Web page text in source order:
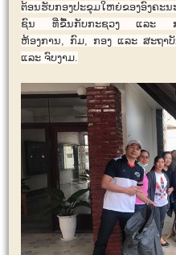
ຕ້ອນຮັບ​ກອງ​ປະ​ຂຸມ​ໃຫຍ່​ຂອງ​ອົງຄະ​
ຊົນ ທີ່​ຂື້ນ​ກັບ​ກະຊວງ ​ແລະ ກອງ​
ຫ້ອງການ, ກົມ, ກອງ ​ແລະ ສະ​ຖາ​
ແລະ ຈົບ​ງາມ.